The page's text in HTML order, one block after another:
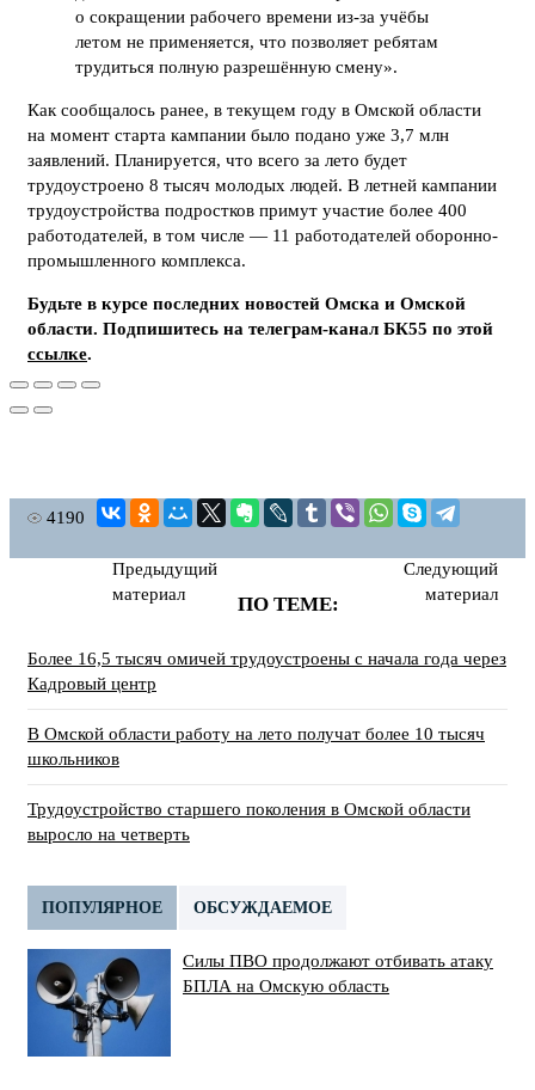
о сокращении рабочего времени из‑за учёбы
летом не применяется, что позволяет ребятам
трудиться полную разрешённую смену».
Как сообщалось ранее, в текущем году в Омской области
на момент старта кампании было подано уже 3,7 млн
заявлений. Планируется, что всего за лето будет
трудоустроено 8 тысяч молодых людей. В летней кампании
трудоустройства подростков примут участие более 400
работодателей, в том числе — 11 работодателей оборонно-
промышленного комплекса.
Будьте в курсе последних новостей Омска и Омской
области. Подпишитесь на телеграм-канал БК55 по этой
ссылке.
4190
Предыдущий
материал
Следующий
материал
ПО ТЕМЕ:
Более 16,5 тысяч омичей трудоустроены с начала года через
Кадровый центр
В Омской области работу на лето получат более 10 тысяч
школьников
Трудоустройство старшего поколения в Омской области
выросло на четверть
ПОПУЛЯРНОЕ ОБСУЖДАЕМОЕ
Силы ПВО продолжают отбивать атаку
БПЛА на Омскую область